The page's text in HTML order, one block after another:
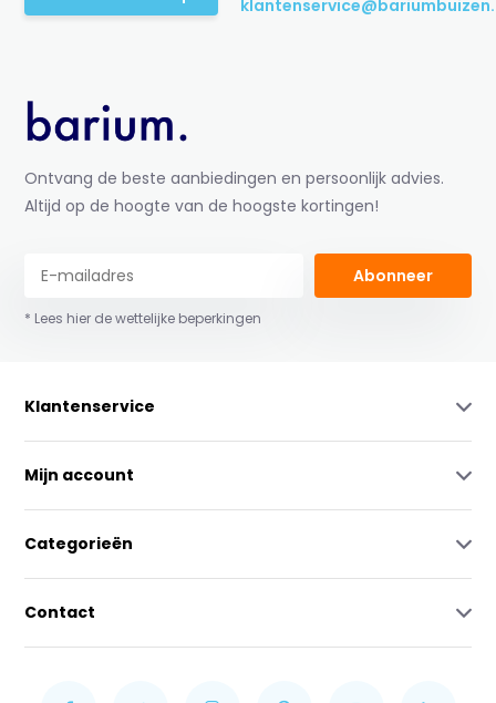
Ontvang de beste aanbiedingen en persoonlijk advies.
Altijd op de hoogte van de hoogste kortingen!
Abonneer
* Lees hier de wettelijke beperkingen
Klantenservice
Mijn account
Categorieën
Contact